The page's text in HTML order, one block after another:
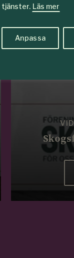
tjänster. Läs mer
Anpassa